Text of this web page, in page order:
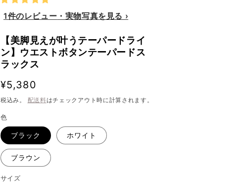
1件のレビュー
【美脚見えが叶うテーパードライ
ン】ウエストボタンテーパードス
ラックス
通
常
格
¥5,380
税込み。 配送料はチェックアウト時に計算されます。
色
ブラック ホワイト
ブラウン
サイズ